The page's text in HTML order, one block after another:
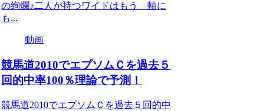
の絢爛♪二人が持つワイドはもう 軸に
も...
動画
競馬道2010でエプソムＣを過去５
回的中率100％理論で予測！
競馬道2010でエプソムＣを過去５回的中